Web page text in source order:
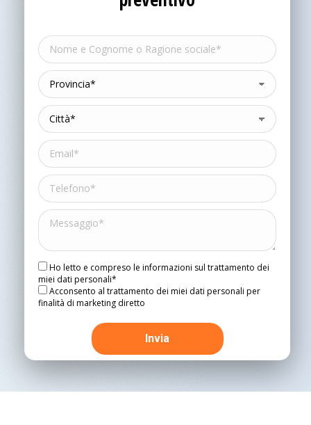
Ho letto e compreso le informazioni sul trattamento dei
miei dati personali*
Acconsento al trattamento dei miei dati personali per
finalità di marketing diretto